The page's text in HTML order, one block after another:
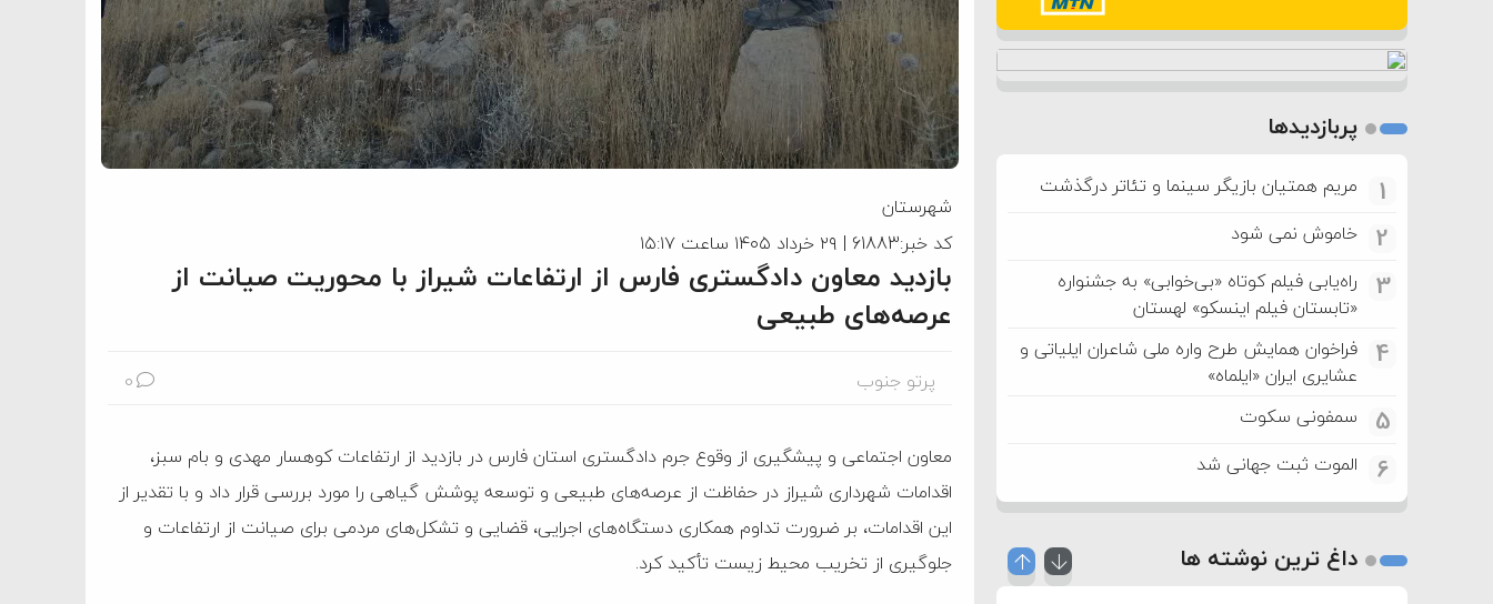
شهرستان
کد خبر:61883 | ۲۹ خرداد ۱۴۰۵ ساعت ۱۵:۱۷
بازدید معاون دادگستری فارس از ارتفاعات شیراز با محوریت صیانت از
عرصه‌های طبیعی
پرتو جنوب 0
معاون اجتماعی و پیشگیری از وقوع جرم دادگستری استان فارس در بازدید از ارتفاعات کوهسار مهدی و بام سبز،
اقدامات شهرداری شیراز در حفاظت از عرصه‌های طبیعی و توسعه پوشش گیاهی را مورد بررسی قرار داد و با تقدیر از
این اقدامات، بر ضرورت تداوم همکاری دستگاه‌های اجرایی، قضایی و تشکل‌های مردمی برای صیانت از ارتفاعات و
جلوگیری از تخریب محیط زیست تأکید کرد.
پربازدیدها
1 مریم همتیان بازیگر سینما و تئاتر درگذشت
2 خاموش نمی شود
3
راه‌یابی فیلم کوتاه «بی‌خوابی» به جشنواره
«تابستان فیلم اینسکو» لهستان
4
فراخوان همایش طرح واره ملی شاعران ایلیاتی و
عشایری ایران «ایلماه»
5 سمفونی سکوت
6 الموت ثبت جهانی شد
داغ ترین نوشته ها